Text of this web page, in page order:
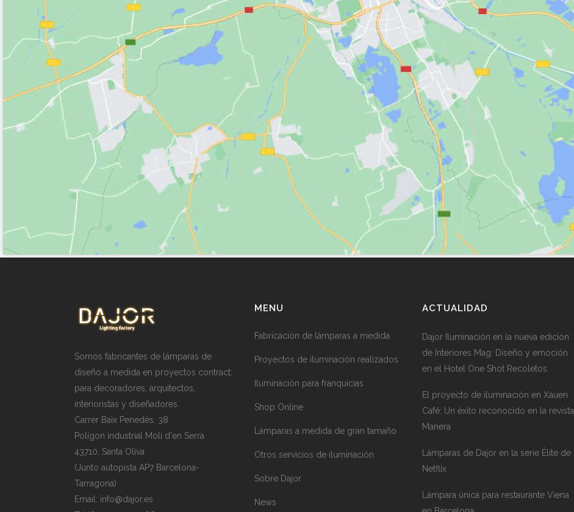
Somos fabricantes de lámparas de
diseño a medida en proyectos contract:
para decoradores, arquitectos,
interioristas y diseñadores.
Carrer Baix Penedès, 38
Polígon industrial Molí d'en Serra
43710, Santa Oliva
(Junto autopista AP7 Barcelona-
Tarragona)
Email: info@dajor.es
MENU
Fabricación de lámparas a medida
Proyectos de iluminación realizados
Iluminación para franquicias
Shop Online
Lámparas a medida de gran tamaño
Otros servicios de iluminación
Sobre Dajor
News
ACTUALIDAD
Dajor Iluminación en la nueva edición
de Interiores Mag: Diseño y emoción
en el Hotel One Shot Recoletos
El proyecto de iluminación en Xauen
Café: Un éxito reconocido en la revista
Manera
Lámparas de Dajor en la serie Élite de
Netflix
Lámpara única para restaurante Viena